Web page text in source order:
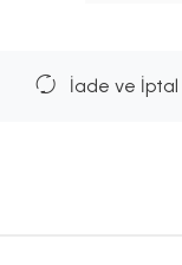
İade ve İptal